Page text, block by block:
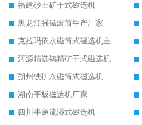
福建砂土矿干式磁选机
黑龙江强磁滚筒生产厂家
克拉玛依永磁筒式磁选机主要技术参数
河源精选钨精矿干式磁选机
朔州铁矿永磁筒式磁选机
湖南平板磁选机厂家
四川半逆流湿式磁选机